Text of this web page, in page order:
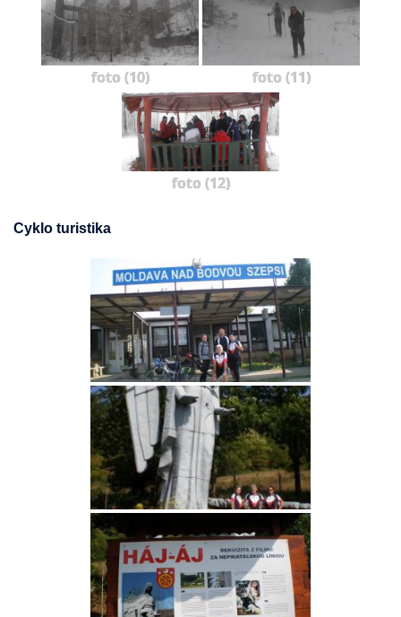
foto (10) foto (11)
foto (12)
Cyklo turistika